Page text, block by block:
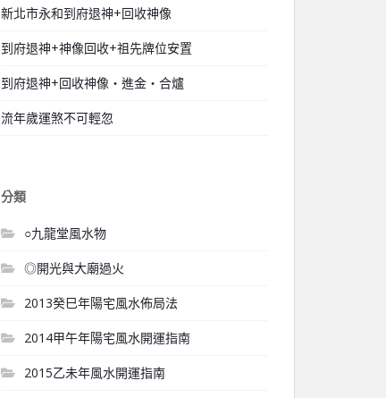
新北市永和到府退神+回收神像
到府退神+神像回收+祖先牌位安置
到府退神+回收神像‧進金‧合爐
流年歲運煞不可輕忽
分類
○九龍堂風水物
◎開光與大廟過火
2013癸巳年陽宅風水佈局法
2014甲午年陽宅風水開運指南
2015乙未年風水開運指南